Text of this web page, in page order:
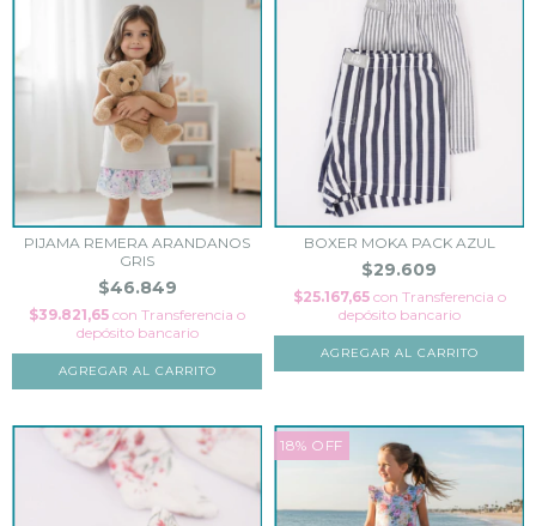
PIJAMA REMERA ARANDANOS
GRIS
$46.849
$39.821,65 con Transferencia o
depósito bancario
AGREGAR AL CARRITO
BOXER MOKA PACK AZUL
$29.609
$25.167,65 con Transferencia o
depósito bancario
AGREGAR AL CARRITO
18% OFF